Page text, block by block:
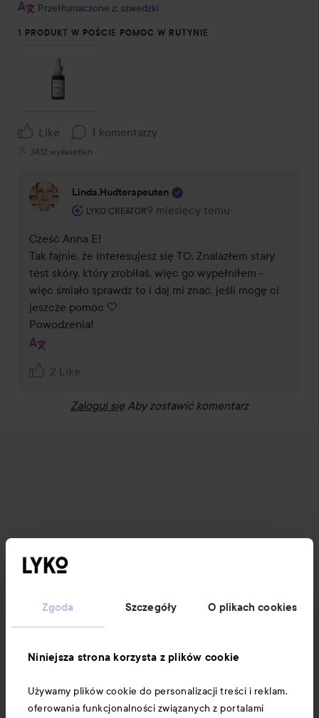
Zgoda Szczegóły O plikach cookies
Niniejsza strona korzysta z plików cookie
Używamy plików cookie do personalizacji treści i reklam,
oferowania funkcjonalności związanych z portalami
Przetłumaczone z: szwedzki
1 PRODUKT W POŚCIE POMOC W RUTYNIE
Like 1 komentarzy
3412 wyświetleń
Linda.hudterapeuten
LYKO CREATOR
Rola użytkownika: Lyko Creator.
9 miesięcy temu
Komentarz został dodany 9
Cześć Anna E!
Tak fajnie, że interesujesz się TO. Znalazłem stary
test skóry, który zrobiłaś, więc go wypełniłem -
więc śmiało sprawdź to i daj mi znać, jeśli mogę ci
jeszcze pomóc 🤍
Powodzenia!
2 Like
Zaloguj się Aby zostawić komentarz